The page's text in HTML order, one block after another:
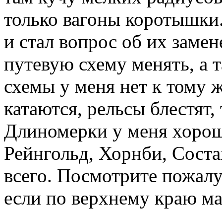
только вагоны
и стал вопрос об их
путевую схему менять, а
схемы у меня нет к тому
катаются, рельсы
Длиномерки у меня
Рейнгольд, Хорнби,
всего. Посмотрите
если по верхнему краю